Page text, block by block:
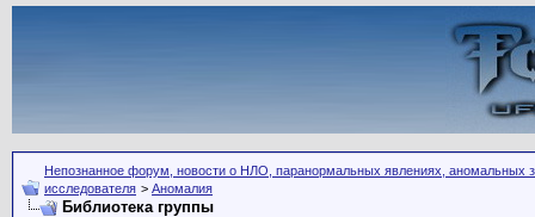
Непознанное форум, новости о НЛО, паранормальных явлениях, аномальных
исследователя > Аномалия
Библиотека группы